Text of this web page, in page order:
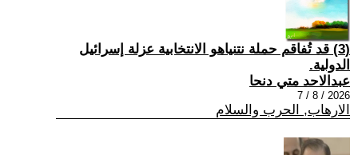
(3) قد تُفاقم حملة نتنياهو الانتخابية عزلة إسرائيل
الدولية.
عبدالاحد متي دنحا
2026 / 8 / 7
الارهاب, الحرب والسلام